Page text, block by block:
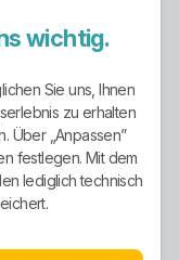
technisch
Stromtarif ist
nicht als
mit Smart
Speicher
flexible oder
wichtig.
Sie uns, Ihnen
zu erhalten
Über „Anpassen”
festlegen. Mit dem
lediglich technisch